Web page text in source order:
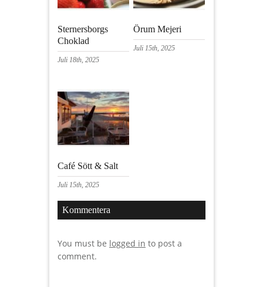
Sternersborgs
Choklad
Juli 18th, 2025
Örum Mejeri
Juli 15th, 2025
Café Sött & Salt
Juli 15th, 2025
Kommentera
You must be logged in to post a
comment.